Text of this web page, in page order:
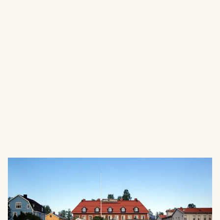
Hotellet ligger centralt beläget i Vännäs, alldeles intill
järnvägs- och busstation. Hotellet har restaurang och
relaxavdelning med bastu och jacuzzi.